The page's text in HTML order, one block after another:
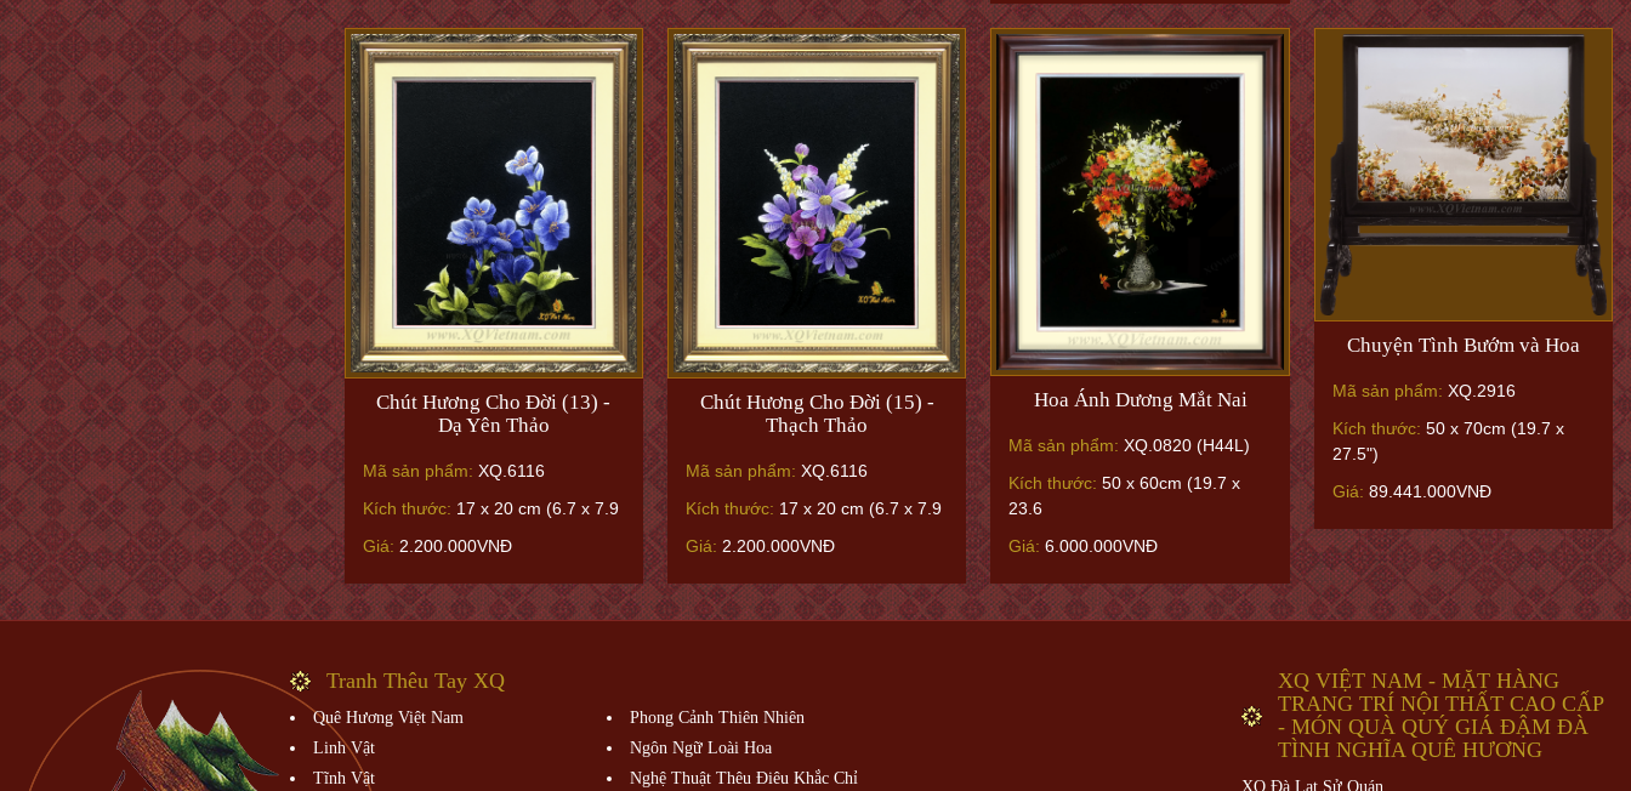
Chút Hương Cho Đời (13) -
Dạ Yên Thảo
Mã sản phẩm: XQ.6116
Kích thước: 17 x 20 cm (6.7 x 7.9
Giá: 2.200.000VNĐ
Chút Hương Cho Đời (15) -
Thạch Thảo
Mã sản phẩm: XQ.6116
Kích thước: 17 x 20 cm (6.7 x 7.9
Giá: 2.200.000VNĐ
Hoa Ánh Dương Mắt Nai
Mã sản phẩm: XQ.0820 (H44L)
Kích thước: 50 x 60cm (19.7 x
23.6
Giá: 6.000.000VNĐ
Chuyện Tình Bướm và Hoa
Mã sản phẩm: XQ.2916
Kích thước: 50 x 70cm (19.7 x
27.5")
Giá: 89.441.000VNĐ
Tranh Thêu Tay XQ
Quê Hương Việt Nam
Phong Cảnh Thiên Nhiên
Linh Vật
Ngôn Ngữ Loài Hoa
Tĩnh Vật
Nghệ Thuật Thêu Điêu Khắc Chỉ
XQ VIỆT NAM - MẶT HÀNG
TRANG TRÍ NỘI THẤT CAO CẤP
- MÓN QUÀ QUÝ GIÁ ĐẬM ĐÀ
TÌNH NGHĨA QUÊ HƯƠNG
XQ Đà Lạt Sử Quán